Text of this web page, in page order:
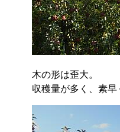
木の形は歪大。
収穫量が多く、素早